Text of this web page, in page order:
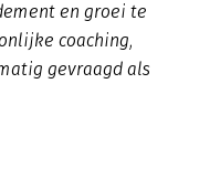
en groei te
coaching,
gevraagd als